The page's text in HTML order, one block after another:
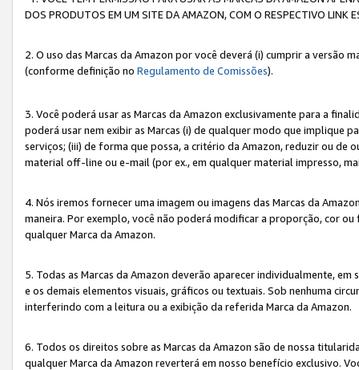
DOS PRODUTOS EM UM SITE DA AMAZON, COM O RESPECTIVO LINK
2. O uso das Marcas da Amazon por você deverá (i) cumprir a versão
(conforme definição no Regulamento de Comissões).
3. Você poderá usar as Marcas da Amazon exclusivamente para a
poderá usar nem exibir as Marcas (i) de qualquer modo que implique
serviços; (iii) de forma que possa, a critério da Amazon, reduzir ou de
material off-line ou e-mail (por ex., em qualquer material impresso,
4. Nós iremos fornecer uma imagem ou imagens das Marcas da
maneira. Por exemplo, você não poderá modificar a proporção, cor
qualquer Marca da Amazon.
5. Todas as Marcas da Amazon deverão aparecer individualmente,
e os demais elementos visuais, gráficos ou textuais. Sob nenhuma
interferindo com a leitura ou a exibição da referida Marca da Amazon.
6. Todos os direitos sobre as Marcas da Amazon são de nossa
qualquer Marca da Amazon reverterá em nosso benefício exclusivo.